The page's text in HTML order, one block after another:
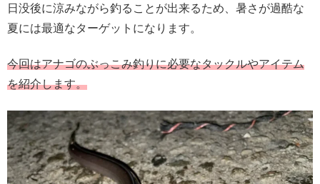
日没後に涼みながら釣ることが出来るため、暑さが過酷な
夏には最適なターゲットになります。
今回はアナゴのぶっこみ釣りに必要なタックルやアイテム
を紹介します。